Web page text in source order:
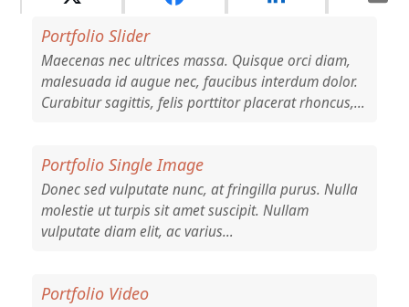
Portfolio Slider
Maecenas nec ultrices massa. Quisque orci diam,
malesuada id augue nec, faucibus interdum dolor.
Curabitur sagittis, felis porttitor placerat rhoncus,…
Portfolio Single Image
Donec sed vulputate nunc, at fringilla purus. Nulla
molestie ut turpis sit amet suscipit. Nullam
vulputate diam elit, ac varius…
Portfolio Video